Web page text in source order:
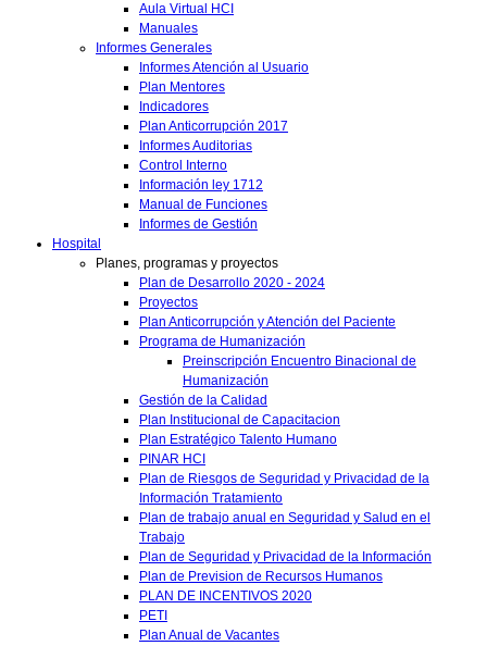
Aula Virtual HCI
Manuales
Informes Generales
Informes Atención al Usuario
Plan Mentores
Indicadores
Plan Anticorrupción 2017
Informes Auditorias
Control Interno
Información ley 1712
Manual de Funciones
Informes de Gestión
Hospital
Planes, programas y proyectos
Plan de Desarrollo 2020 - 2024
Proyectos
Plan Anticorrupción y Atención del Paciente
Programa de Humanización
Preinscripción Encuentro Binacional de
Humanización
Gestión de la Calidad
Plan Institucional de Capacitacion
Plan Estratégico Talento Humano
PINAR HCI
Plan de Riesgos de Seguridad y Privacidad de la
Información Tratamiento
Plan de trabajo anual en Seguridad y Salud en el
Trabajo
Plan de Seguridad y Privacidad de la Información
Plan de Prevision de Recursos Humanos
PLAN DE INCENTIVOS 2020
PETI
Plan Anual de Vacantes